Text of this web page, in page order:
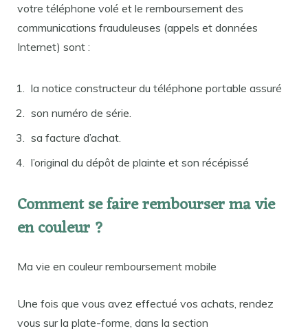
votre téléphone volé et le remboursement des
communications frauduleuses (appels et données
Internet) sont :
la notice constructeur du téléphone portable assuré
son numéro de série.
sa facture d’achat.
l’original du dépôt de plainte et son récépissé
Comment se faire rembourser ma vie
en couleur ?
Ma vie en couleur remboursement mobile
Une fois que vous avez effectué vos achats, rendez
vous sur la plate-forme, dans la section